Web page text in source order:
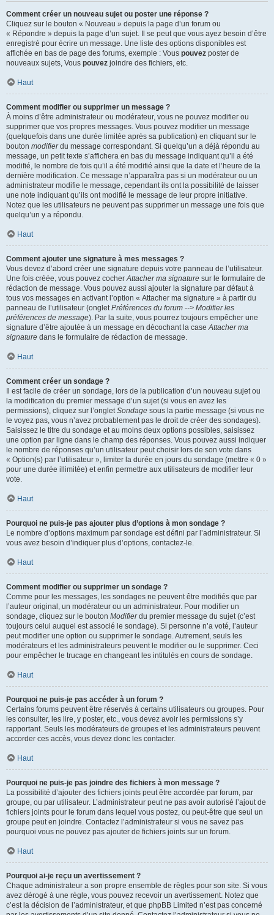
Comment créer un nouveau sujet ou poster une réponse ?
Cliquez sur le bouton « Nouveau » depuis la page d’un forum ou
« Répondre » depuis la page d’un sujet. Il se peut que vous ayez besoin d’être
enregistré pour écrire un message. Une liste des options disponibles est
affichée en bas de page des forums, exemple : Vous pouvez poster de
nouveaux sujets, Vous pouvez joindre des fichiers, etc.
Haut
Comment modifier ou supprimer un message ?
À moins d’être administrateur ou modérateur, vous ne pouvez modifier ou
supprimer que vos propres messages. Vous pouvez modifier un message
(quelquefois dans une durée limitée après sa publication) en cliquant sur le
bouton modifierdu message correspondant. Si quelqu’un a déjà répondu au
message, un petit texte s’affichera en bas du message indiquant qu’il a été
modifié, le nombre de fois qu’il a été modifié ainsi que la date et l’heure de la
dernière modification. Ce message n’apparaîtra pas si un modérateur ou un
administrateur modifie le message, cependant ils ont la possibilité de laisser
une note indiquant qu’ils ont modifié le message de leur propre initiative.
Notez que les utilisateurs ne peuvent pas supprimer un message une fois que
quelqu’un y a répondu.
Haut
Comment ajouter une signature à mes messages ?
Vous devez d’abord créer une signature depuis votre panneau de l’utilisateur.
Une fois créée, vous pouvez cocherAttacher ma signature sur le formulaire de
rédaction de message. Vous pouvez aussi ajouter la signature par défaut à
tous vos messages en activant l’option « Attacher ma signature » à partir du
panneau de l’utilisateur (ongletPréférences du forum --> Modifier les
préférences de message). Par la suite, vous pourrez toujours empêcher une
signature d’être ajoutée à un message en décochant la caseAttacher ma
signature dans le formulaire de rédaction de message.
Haut
Comment créer un sondage ?
Il est facile de créer un sondage, lors de la publication d’un nouveau sujet ou
la modification du premier message d’un sujet (si vous en avez les
permissions), cliquez sur l’ongletSondage sous la partie message (si vous ne
le voyez pas, vous n’avez probablement pas le droit de créer des sondages).
Saisissez le titre du sondage et au moins deux options possibles, saisissez
une option par ligne dans le champ des réponses. Vous pouvez aussi indiquer
le nombre de réponses qu’un utilisateur peut choisir lors de son vote dans
« Option(s) par l’utilisateur », limiter la durée en jours du sondage (mettre « 0 »
pour une durée illimitée) et enfin permettre aux utilisateurs de modifier leur
vote.
Haut
Pourquoi ne puis-je pas ajouter plus d’options à mon sondage ?
Le nombre d’options maximum par sondage est défini par l’administrateur. Si
vous avez besoin d’indiquer plus d’options, contactez-le.
Haut
Comment modifier ou supprimer un sondage ?
Comme pour les messages, les sondages ne peuvent être modifiés que par
l’auteur original, un modérateur ou un administrateur. Pour modifier un
sondage, cliquez sur le bouton Modifierdu premier message du sujet (c’est
toujours celui auquel est associé le sondage). Si personne n’a voté, l’auteur
peut modifier une option ou supprimer le sondage. Autrement, seuls les
modérateurs et les administrateurs peuvent le modifier ou le supprimer. Ceci
pour empêcher le trucage en changeant les intitulés en cours de sondage.
Haut
Pourquoi ne puis-je pas accéder à un forum ?
Certains forums peuvent être réservés à certains utilisateurs ou groupes. Pour
les consulter, les lire, y poster, etc., vous devez avoir les permissions s’y
rapportant. Seuls les modérateurs de groupes et les administrateurs peuvent
accorder ces accès, vous devez donc les contacter.
Haut
Pourquoi ne puis-je pas joindre des fichiers à mon message ?
La possibilité d’ajouter des fichiers joints peut être accordée par forum, par
groupe, ou par utilisateur. L’administrateur peut ne pas avoir autorisé l’ajout de
fichiers joints pour le forum dans lequel vous postez, ou peut-être que seul un
groupe peut en joindre. Contactez l’administrateur si vous ne savez pas
pourquoi vous ne pouvez pas ajouter de fichiers joints sur un forum.
Haut
Pourquoi ai-je reçu un avertissement ?
Chaque administrateur a son propre ensemble de règles pour son site. Si vous
avez dérogé à une règle, vous pouvez recevoir un avertissement. Notez que
c’est la décision de l’administrateur, et que phpBB Limited n’est pas concerné